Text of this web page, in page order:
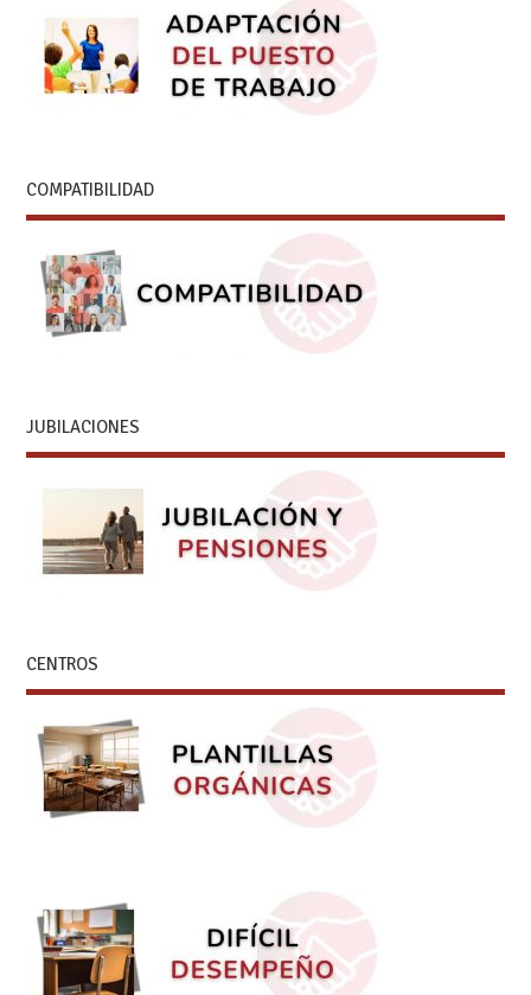
COMPATIBILIDAD
JUBILACIONES
CENTROS